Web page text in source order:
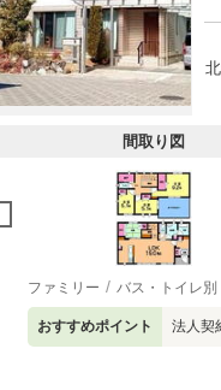
間取り図
ファミリー バス・トイレ別
おすすめポイント 法人契